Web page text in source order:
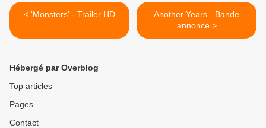
< 'Monsters' - Trailer HD
Another Years - Bande
annonce >
Hébergé par Overblog
Top articles
Pages
Contact